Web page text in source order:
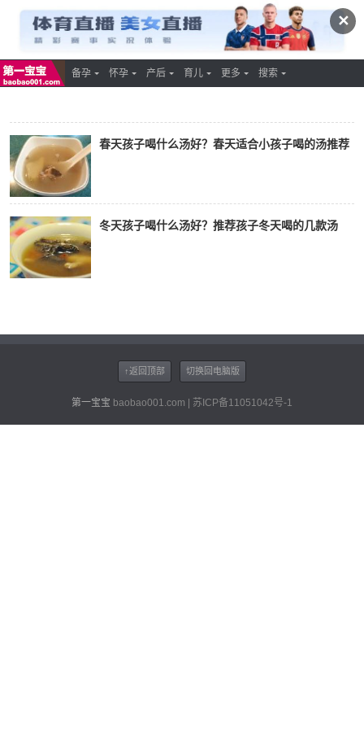
✕
备孕 怀孕 产后 育儿 更多 搜索
春天孩子喝什么汤好？春天适合小孩子喝的汤推荐
冬天孩子喝什么汤好？推荐孩子冬天喝的几款汤
↑返回顶部 切换回电脑版
第一宝宝 baobao001.com | 苏ICP备11051042号-1